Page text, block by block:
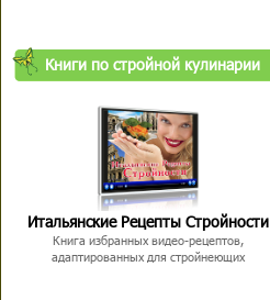
Книги по стройной кулинарии
Итальянские Рецепты Стройности
Книга избранных видео-рецептов,
адаптированных для стройнеющих